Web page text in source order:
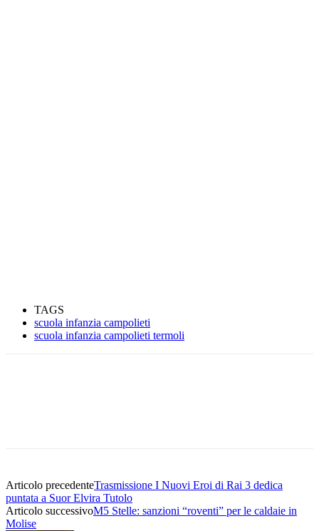
TAGS
scuola infanzia campolieti
scuola infanzia campolieti termoli
Articolo precedenteTrasmissione I Nuovi Eroi di Rai 3 dedica
puntata a Suor Elvira Tutolo
Articolo successivoM5 Stelle: sanzioni “roventi” per le caldaie in
Molise